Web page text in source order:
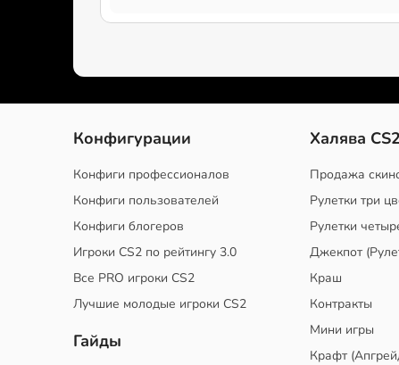
Конфигурации
Конфиги профессионалов
Конфиги пользователей
Конфиги блогеров
Игроки CS2 по рейтингу 3.0
Все PRO игроки CS2
Лучшие молодые игроки CS2
Гайды
Халява CS2
Продажа
Рулетки три
Рулетки
Джекпот
Краш
Контракты
Мини игры
Крафт